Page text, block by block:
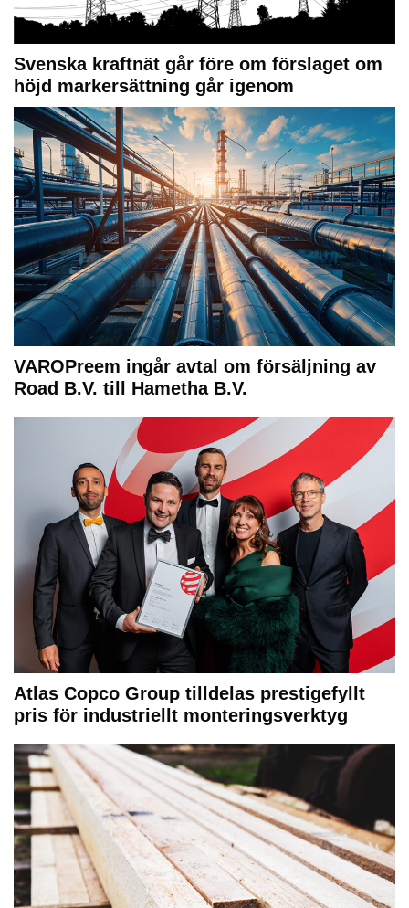
Svenska kraftnät går före om förslaget om
höjd markersättning går igenom
VAROPreem ingår avtal om försäljning av
Road B.V. till Hametha B.V.
Atlas Copco Group tilldelas prestigefyllt
pris för industriellt monteringsverktyg